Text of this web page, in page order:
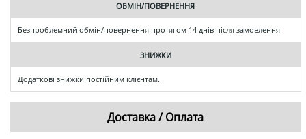
ОБМІН/ПОВЕРНЕННЯ
Безпроблемний обмін/повернення протягом 14 днів після замовлення
ЗНИЖКИ
Додаткові знижки постійним клієнтам.
Доставка / Оплата